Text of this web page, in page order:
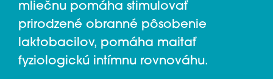
mliečnu pomáha stimulovať
prirodzené obranné pôsobenie
laktobacilov, pomáha maitať
fyziologickú intímnu rovnováhu.